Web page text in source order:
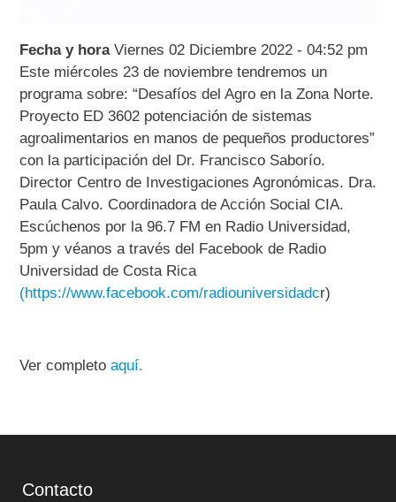
Fecha y hora Viernes 02 Diciembre 2022 - 04:52 pm
Este miércoles 23 de noviembre tendremos un
programa sobre: “Desafíos del Agro en la Zona Norte.
Proyecto ED 3602 potenciación de sistemas
agroalimentarios en manos de pequeños productores”
con la participación del Dr. Francisco Saborío.
Director Centro de Investigaciones Agronómicas. Dra.
Paula Calvo. Coordinadora de Acción Social CIA.
Escúchenos por la 96.7 FM en Radio Universidad,
5pm y véanos a través del Facebook de Radio
Universidad de Costa Rica
(https://www.facebook.com/radiouniversidadcr)
Ver completo aquí.
Contacto